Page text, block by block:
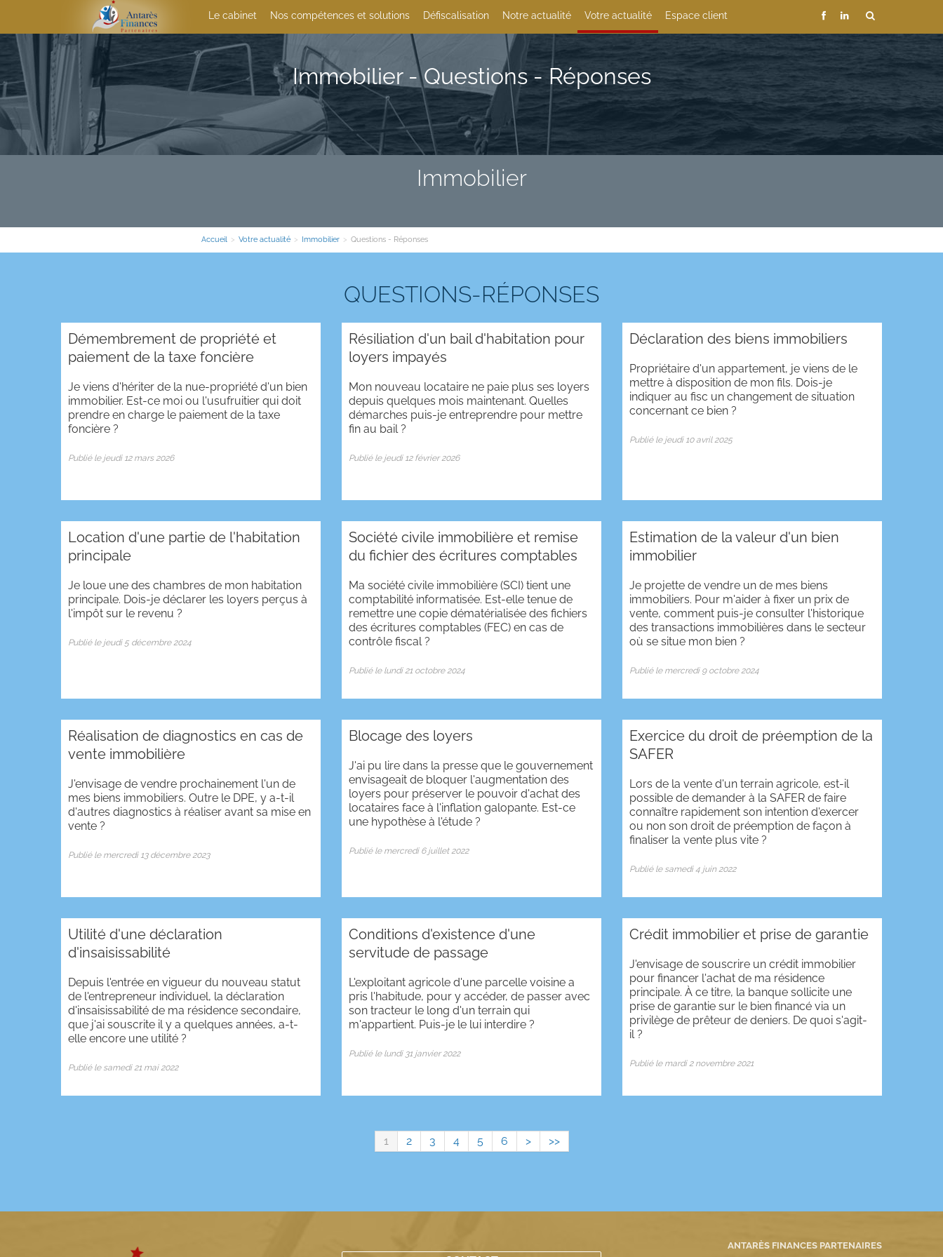
Le cabinet Nos compétences et solutions Défiscalisation Notre actualité Votre actualité Espace client
Immobilier - Questions - Réponses
Immobilier
Accueil > Votre actualité > Immobilier > Questions - Réponses
QUESTIONS-RÉPONSES
Démembrement de propriété et
paiement de la taxe foncière
Je viens d'hériter de la nue-propriété d'un bien
immobilier. Est-ce moi ou l'usufruitier qui doit
prendre en charge le paiement de la taxe
foncière ?
Publié le jeudi 12 mars 2026
Résiliation d'un bail d'habitation pour
loyers impayés
Mon nouveau locataire ne paie plus ses loyers
depuis quelques mois maintenant. Quelles
démarches puis-je entreprendre pour mettre
fin au bail ?
Publié le jeudi 12 février 2026
Déclaration des biens immobiliers
Propriétaire d'un appartement, je viens de le
mettre à disposition de mon fils. Dois-je
indiquer au fisc un changement de situation
concernant ce bien ?
Publié le jeudi 10 avril 2025
Location d'une partie de l'habitation
principale
Je loue une des chambres de mon habitation
principale. Dois-je déclarer les loyers perçus à
l'impôt sur le revenu ?
Publié le jeudi 5 décembre 2024
Société civile immobilière et remise
du fichier des écritures comptables
Ma société civile immobilière (SCI) tient une
comptabilité informatisée. Est-elle tenue de
remettre une copie dématérialisée des fichiers
des écritures comptables (FEC) en cas de
contrôle fiscal ?
Publié le lundi 21 octobre 2024
Estimation de la valeur d'un bien
immobilier
Je projette de vendre un de mes biens
immobiliers. Pour m'aider à fixer un prix de
vente, comment puis-je consulter l'historique
des transactions immobilières dans le secteur
où se situe mon bien ?
Publié le mercredi 9 octobre 2024
Réalisation de diagnostics en cas de
vente immobilière
J'envisage de vendre prochainement l'un de
mes biens immobiliers. Outre le DPE, y a-t-il
d'autres diagnostics à réaliser avant sa mise en
vente ?
Publié le mercredi 13 décembre 2023
Blocage des loyers
J'ai pu lire dans la presse que le gouvernement
envisageait de bloquer l'augmentation des
loyers pour préserver le pouvoir d'achat des
locataires face à l'inflation galopante. Est-ce
une hypothèse à l'étude ?
Publié le mercredi 6 juillet 2022
Exercice du droit de préemption de la
SAFER
Lors de la vente d'un terrain agricole, est-il
possible de demander à la SAFER de faire
connaître rapidement son intention d'exercer
ou non son droit de préemption de façon à
finaliser la vente plus vite ?
Publié le samedi 4 juin 2022
Utilité d'une déclaration
d'insaisissabilité
Depuis l'entrée en vigueur du nouveau statut
de l'entrepreneur individuel, la déclaration
d'insaisissabilité de ma résidence secondaire,
que j'ai souscrite il y a quelques années, a-t-
elle encore une utilité ?
Publié le samedi 21 mai 2022
Conditions d'existence d'une
servitude de passage
L'exploitant agricole d'une parcelle voisine a
pris l'habitude, pour y accéder, de passer avec
son tracteur le long d'un terrain qui
m'appartient. Puis-je le lui interdire ?
Publié le lundi 31 janvier 2022
Crédit immobilier et prise de garantie
J'envisage de souscrire un crédit immobilier
pour financer l'achat de ma résidence
principale. À ce titre, la banque sollicite une
prise de garantie sur le bien financé via un
privilège de prêteur de deniers. De quoi s'agit-
il ?
Publié le mardi 2 novembre 2021
1 2 3 4 5 6 > >>
ANTARÈS FINANCES PARTENAIRES